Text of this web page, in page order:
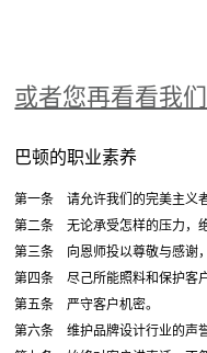
或者您再看看我
巴顿的职业素养
第一条 请允许我们的完美主义
第二条 无论承受怎样的压力，
第三条 向恩师投以尊敬与感谢
第四条 尽己所能照料和保护客
第五条 严守客户机密。
第六条 维护品牌设计行业的声